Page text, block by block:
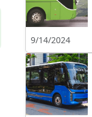
9/14/2024